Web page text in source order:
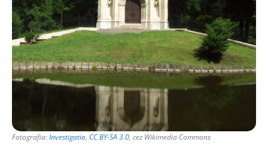
Fotografia:Investigatio, CC BY-SA 3.0, cez Wikimedia Commons